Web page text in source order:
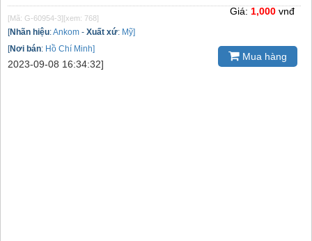
[Mã: G-60954-3] [xem: 768]
[Nhãn hiệu:Ankom - Xuất xứ: Mỹ]
[Nơi bán: Hồ Chí Minh]
2023-09-08 16:34:32]
Giá: 1,000 vnđ
Mua hàng